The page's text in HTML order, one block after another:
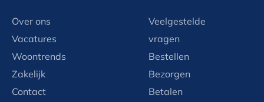
Over ons
Vacatures
Woontrends
Zakelijk
Contact
Veelgestelde
vragen
Bestellen
Bezorgen
Betalen